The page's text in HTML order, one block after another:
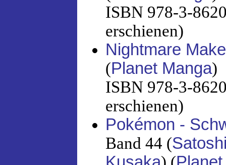
ISBN 978-3-
erschienen)
Nightmare
(Planet Manga)
ISBN 978-3-
erschienen)
Pokémon -
Band 44 (